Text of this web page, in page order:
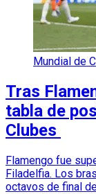
Mundial de
Tras
tabla de
Clubes
Flamengo fue
Filadelfia. Los
octavos de final